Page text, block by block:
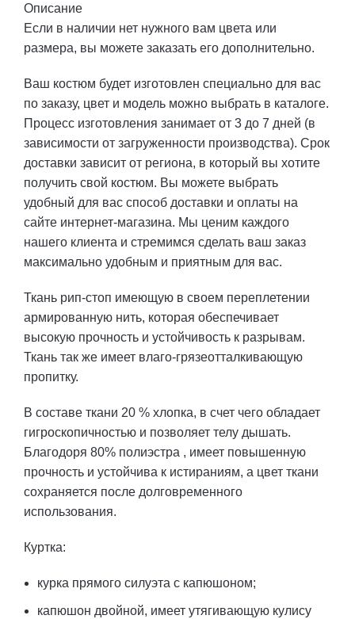
Описание
Если в наличии нет нужного вам цвета или
размера, вы можете заказать его дополнительно.
Ваш костюм будет изготовлен специально для вас
по заказу, цвет и модель можно выбрать в каталоге.
Процесс изготовления занимает от 3 до 7 дней (в
зависимости от загруженности производства). Срок
доставки зависит от региона, в который вы хотите
получить свой костюм. Вы можете выбрать
удобный для вас способ доставки и оплаты на
сайте интернет-магазина. Мы ценим каждого
нашего клиента и стремимся сделать ваш заказ
максимально удобным и приятным для вас.
Ткань рип-стоп имеющую в своем переплетении
армированную нить, которая обеспечивает
высокую прочность и устойчивость к разрывам.
Ткань так же имеет влаго-грязеотталкивающую
пропитку.
В составе ткани 20 % хлопка, в счет чего обладает
гигроскопичностью и позволяет телу дышать.
Благодоря 80% полиэстра , имеет повышенную
прочность и устойчива к истираниям, а цвет ткани
сохраняется после долговременного
использования.
Куртка:
курка прямого силуэта с капюшоном;
капюшон двойной, имеет утягивающую кулису